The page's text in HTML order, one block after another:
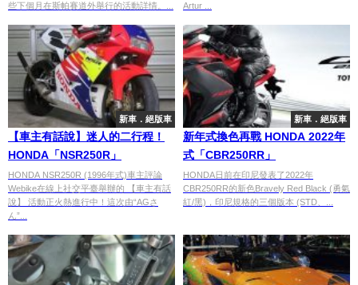
些下個月在斯帕賽道外舉行的活動詳情。...
Artur ...
新車．絕版車
【車主有話說】迷人的二行程！
HONDA「NSR250R」
HONDA NSR250R (1996年式)車主評論
Webike在線上社交平臺舉辦的 【車主有話
說】 活動正火熱進行中！這次由“AGさ
ん”...
新車．絕版車
新年式換色再戰 HONDA 2022年
式「CBR250RR」
HONDA日前在印尼發表了2022年
CBR250RR的新色Bravely Red Black (勇氣
紅/黑)，印尼規格的三個版本 (STD、...